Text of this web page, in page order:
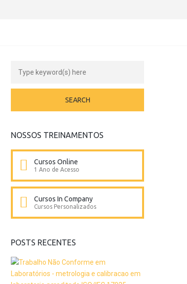
NOSSOS TREINAMENTOS
Cursos Online
1 Ano de Acesso
Cursos In Company
Cursos Personalizados
POSTS RECENTES